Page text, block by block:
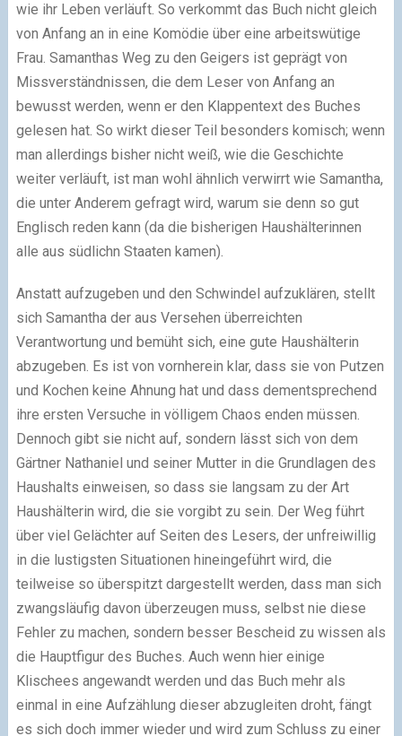
wie ihr Leben verläuft. So verkommt das Buch nicht gleich
von Anfang an in eine Komödie über eine arbeitswütige
Frau. Samanthas Weg zu den Geigers ist geprägt von
Missverständnissen, die dem Leser von Anfang an
bewusst werden, wenn er den Klappentext des Buches
gelesen hat. So wirkt dieser Teil besonders komisch; wenn
man allerdings bisher nicht weiß, wie die Geschichte
weiter verläuft, ist man wohl ähnlich verwirrt wie Samantha,
die unter Anderem gefragt wird, warum sie denn so gut
Englisch reden kann (da die bisherigen Haushälterinnen
alle aus südlichn Staaten kamen).
Anstatt aufzugeben und den Schwindel aufzuklären, stellt
sich Samantha der aus Versehen überreichten
Verantwortung und bemüht sich, eine gute Haushälterin
abzugeben. Es ist von vornherein klar, dass sie von Putzen
und Kochen keine Ahnung hat und dass dementsprechend
ihre ersten Versuche in völligem Chaos enden müssen.
Dennoch gibt sie nicht auf, sondern lässt sich von dem
Gärtner Nathaniel und seiner Mutter in die Grundlagen des
Haushalts einweisen, so dass sie langsam zu der Art
Haushälterin wird, die sie vorgibt zu sein. Der Weg führt
über viel Gelächter auf Seiten des Lesers, der unfreiwillig
in die lustigsten Situationen hineingeführt wird, die
teilweise so überspitzt dargestellt werden, dass man sich
zwangsläufig davon überzeugen muss, selbst nie diese
Fehler zu machen, sondern besser Bescheid zu wissen als
die Hauptfigur des Buches. Auch wenn hier einige
Klischees angewandt werden und das Buch mehr als
einmal in eine Aufzählung dieser abzugleiten droht, fängt
es sich doch immer wieder und wird zum Schluss zu einer